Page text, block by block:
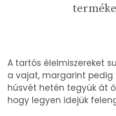
A tartós élelmiszereket
a vajat, margarint
húsvét hetén tegyük át
hogy legyen idejük